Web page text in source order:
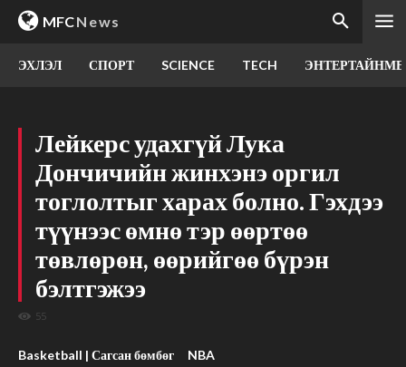
MFCNews
ЭХЛЭЛ СПОРТ SCIENCE TECH
Лейкерс удахгүй Лука
Дончичийн жинхэнэ оргил
тоглолтыг харах болно. Гэхдээ
түүнээс өмнө тэр өөртөө
төвлөрөн, өөрийгөө бүрэн
бэлтгэжээ
55
Basketball | Сагсан бөмбөг NBA